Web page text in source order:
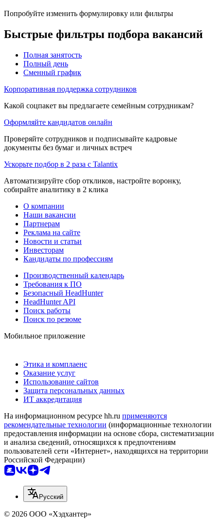
Попробуйте изменить формулировку или фильтры
Быстрые фильтры подбора вакансий
Полная занятость
Полный день
Сменный график
Корпоративная поддержка сотрудников
Какой соцпакет вы предлагаете семейным сотрудникам?
Оформляйте кандидатов онлайн
Проверяйте сотрудников и подписывайте кадровые
документы без бумаг и личных встреч
Ускорьте подбор в 2 раза с Talantix
Автоматизируйте сбор откликов, настройте воронку,
собирайте аналитику в 2 клика
О компании
Наши вакансии
Партнерам
Реклама на сайте
Новости и статьи
Инвесторам
Кандидаты по профессиям
Производственный календарь
Требования к ПО
Безопасный HeadHunter
HeadHunter API
Поиск работы
Поиск по резюме
Мобильное приложение
Этика и комплаенс
Оказание услуг
Использование сайтов
Защита персональных данных
ИТ аккредитация
На информационном ресурсе hh.ru применяются
рекомендательные технологии (информационные технологии
предоставления информации на основе сбора, систематизации
и анализа сведений, относящихся к предпочтениям
пользователей сети «Интернет», находящихся на территории
Российской Федерации)
Русский
© 2026 ООО «Хэдхантер»